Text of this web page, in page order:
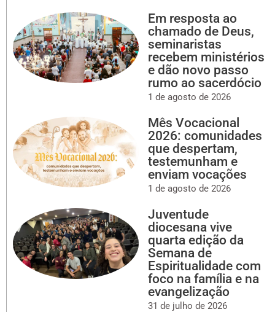
Em resposta ao
chamado de Deus,
seminaristas
recebem ministérios
e dão novo passo
rumo ao sacerdócio
1 de agosto de 2026
Mês Vocacional
2026: comunidades
que despertam,
testemunham e
enviam vocações
1 de agosto de 2026
Juventude
diocesana vive
quarta edição da
Semana de
Espiritualidade com
foco na família e na
evangelização
31 de julho de 2026